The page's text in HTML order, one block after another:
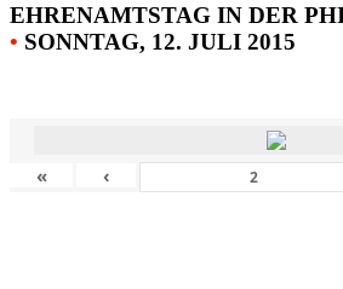
EHRENAMTSTAG IN DER
• SONNTAG, 12. JULI 2015
« ‹